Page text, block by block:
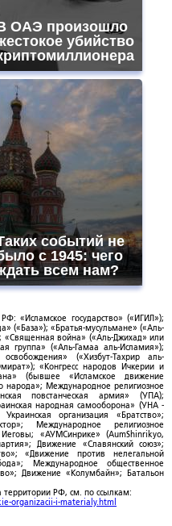
ОАЭ произошло
убийство
событий не
с 1945: чего
всем нам?
«Исламское государство» («ИГИЛ»);
(«База»); «Братья-мусульмане» («Аль-
«Священная война» («Аль-Джихад» или
группа» («Аль-Гамаа аль-Исламия»);
(«Хизбут-Тахрир аль-
«Конгресс народов Ичкерии и
(бывшее «Исламское движение
народа»; Международное религиозное
повстанческая армия» (УПА);
народная самооборона» (УНА -
организация «Братство»;
Международное религиозное
«АУМСинрике» (AumShinrikyo,
Движение «Славянский союз»;
«Движение против нелегальной
Международное общественное
Движение «Колумбайн»; Батальон
территории РФ, см. по ссылкам:
organizacii-i-materialy.html